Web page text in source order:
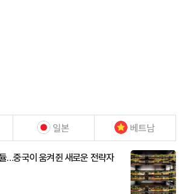
일본 베트남
…중국이 움켜쥔 새로운 전략자